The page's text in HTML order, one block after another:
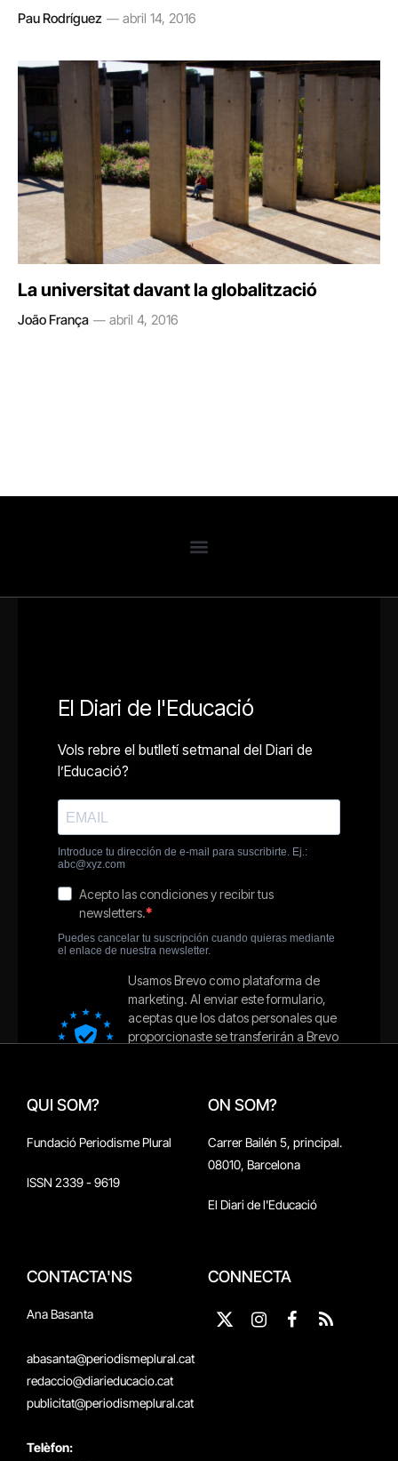
Pau Rodríguez abril 14, 2016
La universitat davant la globalització
João França abril 4, 2016
QUI SOM?
Fundació Periodisme Plural
ISSN 2339 - 9619
ON SOM?
Carrer Bailén 5, principal.
08010, Barcelona
El Diari de l'Educació
CONTACTA'NS
Ana Basanta
abasanta@periodismeplural.cat
redaccio@diarieducacio.cat
publicitat@periodismeplural.cat
Telèfon:
CONNECTA
X
Instagram
Facebook
RSS